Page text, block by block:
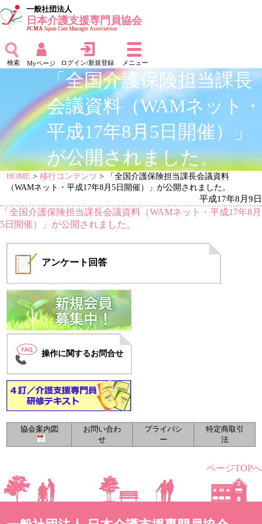
一般社団法人
日本介護支援専門員協会
JCMAJapan Care Manager Association
検索 Myページ ログイン/新規登録 メニュー
「全国介護保険担当課長
会議資料（WAMネット・
平成17年8月5日開催）」
が公開されました。
HOME >移行コンテンツ > 「全国介護保険担当課長会議資料
（WAMネット・平成17年8月5日開催）」が公開されました。
平成17年8月9日
「全国介護保険担当課長会議資料（WAMネット・平成17年8月
5日開催）」が公開されました。
アンケート 回答
操作に関するお問合せ
ページTOPへ
協会案内図
お問い合わ
せ
プライバシ
ー
特定商取引
法